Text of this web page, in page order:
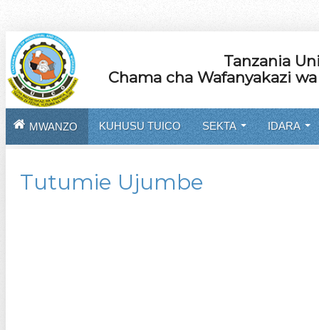
Tanzania
Chama cha Wafanyakazi
MWANZO KUHUSU TUICO
SEKTA
...
IDARA
...
Tutumie Ujumbe